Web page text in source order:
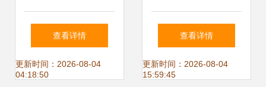
术开发岗位解析
查看详情
更新时间：2026-08-04
04:18:50
有限责任公司 Java
高级开发工程师
查看详情
更新时间：2026-08-04
15:59:45